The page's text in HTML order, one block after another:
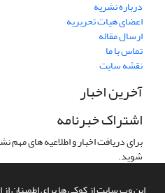
درباره نشریه
اعضای هیات تحریریه
ارسال مقاله
تماس با ما
نقشه سایت
آخرین اخبار
اشتراک خبرنامه
برای دریافت اخبار و اطلاعیه های
شوید.